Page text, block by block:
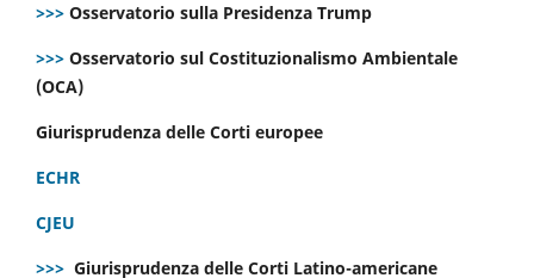
>>> Osservatorio sulla Presidenza Trump
>>> Osservatorio sul Costituzionalismo Ambientale
(OCA)
Giurisprudenza delle Corti europee
ECHR
CJEU
>>> Giurisprudenza delle Corti Latino-americane